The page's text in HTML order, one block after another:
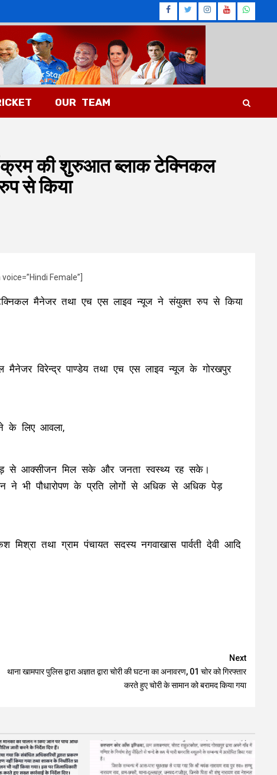
Facebook
Twitter
Instagram
OUR TEAM
की शुरुआत ब्लाक टेक्निकल
से किया
Female”]
टेक्निकल मैनेजर तथा एच एस लाइव न्यूज ने संयुक्त रुप से किया
मैनेजर विरेन्द्र पाण्डेय तथा एच एस लाइव न्यूज के गोरखपुर
के लिए आवला,
पेड़ से आक्सीजन मिल सके और जनता स्वस्थ्य रह सके।
ने भी पौधारोपण के प्रति लोगों से अधिक से अधिक पेड़
तथा ग्राम पंचायत सदस्य नगवाखास पार्वती देवी आदि
Next
थाना खामपार पुलिस द्वारा अज्ञात द्वारा चोरी की घटना का अनावरण, 01 चोर को गिरफ्तार
करते हुए चोरी के सामान को बरामद किया गया